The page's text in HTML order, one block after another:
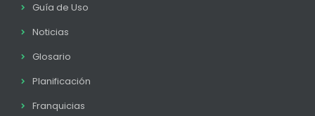
Guía de Uso
Noticias
Glosario
Planificación
Franquicias